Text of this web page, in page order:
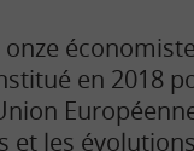
en 2018
et les